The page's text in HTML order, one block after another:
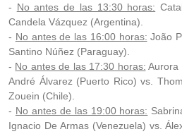
- No antes de las 13:30 horas:
Candela Vázquez (Argentina).
- No antes de las 16:00 horas: João
Santino Núñez (Paraguay).
- No antes de las 17:30 horas: Aurora
André Álvarez (Puerto Rico) vs.
Zouein (Chile).
- No antes de las 19:00 horas:
Ignacio De Armas (Venezuela) vs.